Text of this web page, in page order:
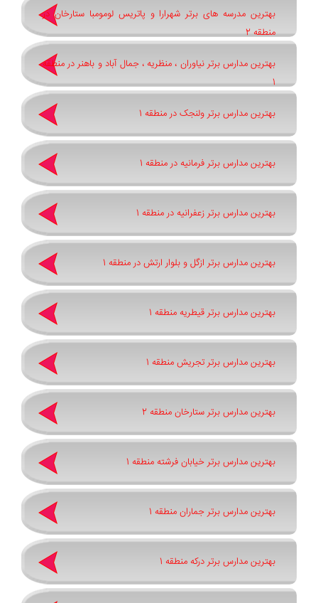
بهترین مدرسه های برتر شهرارا و پاتريس لومومبا ستارخان در
منطقه 2
بهترین مدارس برتر نیاوران ، منظریه ، جمال آباد و باهنر در منطقه
1
بهترین مدارس برتر ولنجک در منطقه 1
بهترین مدارس برتر فرمانیه در منطقه 1
بهترین مدارس برتر زعفرانیه در منطقه 1
بهترین مدارس برتر ازگل و بلوار ارتش در منطقه 1
بهترین مدارس برتر قیطریه منطقه 1
بهترین مدارس برتر تجریش منطقه 1
بهترین مدارس برتر ستارخان منطقه 2
بهترین مدارس برتر خیابان فرشته منطقه 1
بهترین مدارس برتر جماران منطقه 1
بهترین مدارس برتر درکه منطقه 1